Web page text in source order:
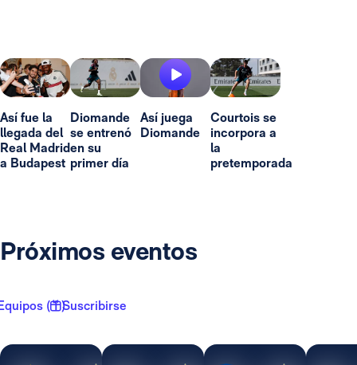
Así fue la
llegada del
Real Madrid
a Budapest
Diomande
se entrenó
en su
primer día
Así juega
Diomande
Courtois se
incorpora a
la
pretemporada
Próximos eventos
( 1 )Suscribirse